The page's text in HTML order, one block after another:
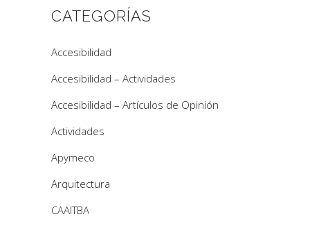
CATEGORÍAS
Accesibilidad
Accesibilidad – Actividades
Accesibilidad – Artículos de Opinión
Actividades
Apymeco
Arquitectura
CAAITBA